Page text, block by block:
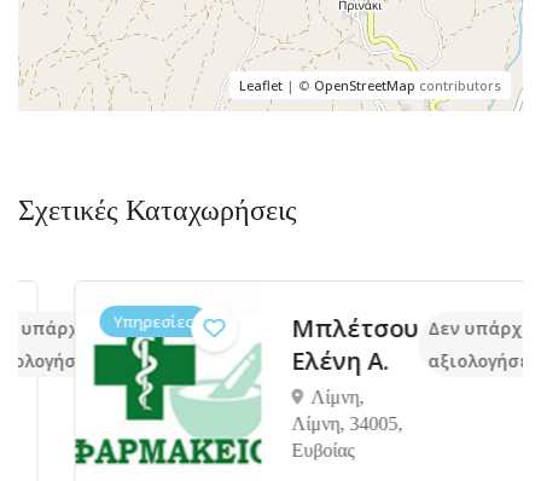
Leaflet | © OpenStreetMap contributors
Σχετικές Καταχωρήσεις
ακόμα
Υπηρεσίες
Μπλέτσου
Ελένη Α.
Λίμνη,
Λίμνη, 34005,
Ευβοίας
Δεν υπάρχουν
αξιολογήσεις